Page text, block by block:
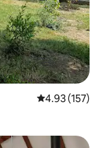
औसत रेटिंग 5 में से
4.93 (157)